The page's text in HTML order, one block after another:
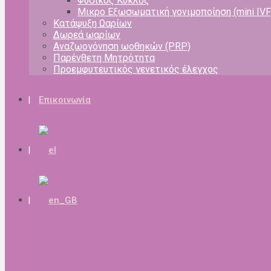
Μικρο Εξωσωματική γονιμοποίηση (mini
Κατάψυξη Ωαρίων
Δωρεά ωαρίων
Αναζωογόνηση ωοθηκών (PRP)
Παρένθετη Μητρότητα
Προεμφυτευτικός γενετικός έλεγχος
Επικοινωνία